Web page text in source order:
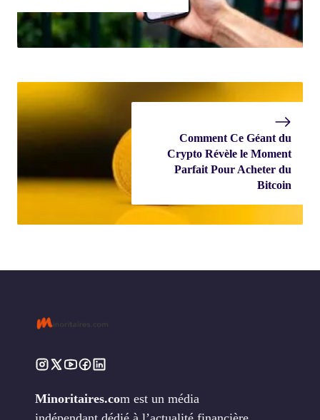
Comment Ce Géant du
Crypto Révèle le Moment
Parfait Pour Acheter du
Bitcoin
Minoritaires.com est un média